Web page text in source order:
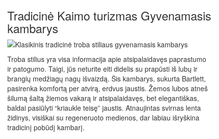
Tradicinė Kaimo turizmas Gyvenamasis
kambarys
Troba stilius yra visa informacija apie atsipalaidavęs paprastumo
ir patogumo. Taigi, jūs neturite eiti didelis su prapūsti iš lubų ir
brangių medžiagų nagų išvaizdą. Šis kambarys, sukurta Bartlett,
pasirenka komfortą per atvirą, erdvus jaustis. Žemos lubos atneš
šilumą šaltą žiemos vakarą ir atsipalaidavęs, bet elegantiškas,
baldai pasiūlyti “kriaukle teisę” jaustis. Atnaujintas svirnas lenta
židinys, visiškai su regeneruoto medienos, dar labiau išryškina
tradicinį pobūdį kambarį.